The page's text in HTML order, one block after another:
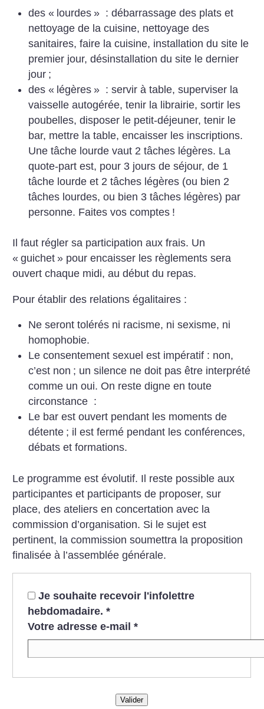
des « lourdes » : débarrassage des plats et
nettoyage de la cuisine, nettoyage des
sanitaires, faire la cuisine, installation du site le
premier jour, désinstallation du site le dernier
jour ;
des « légères » : servir à table, superviser la
vaisselle autogérée, tenir la librairie, sortir les
poubelles, disposer le petit-déjeuner, tenir le
bar, mettre la table, encaisser les inscriptions.
Une tâche lourde vaut 2 tâches légères. La
quote-part est, pour 3 jours de séjour, de 1
tâche lourde et 2 tâches légères (ou bien 2
tâches lourdes, ou bien 3 tâches légères) par
personne. Faites vos comptes !
Il faut régler sa participation aux frais. Un
« guichet » pour encaisser les règlements sera
ouvert chaque midi, au début du repas.
Pour établir des relations égalitaires :
Ne seront tolérés ni racisme, ni sexisme, ni
homophobie.
Le consentement sexuel est impératif : non,
c’est non ; un silence ne doit pas être interprété
comme un oui. On reste digne en toute
circonstance :
Le bar est ouvert pendant les moments de
détente ; il est fermé pendant les conférences,
débats et formations.
Le programme est évolutif. Il reste possible aux
participantes et participants de proposer, sur
place, des ateliers en concertation avec la
commission d’organisation. Si le sujet est
pertinent, la commission soumettra la proposition
finalisée à l’assemblée générale.
Je souhaite recevoir l'infolettre
hebdomadaire. *
Votre adresse e-mail *
Valider